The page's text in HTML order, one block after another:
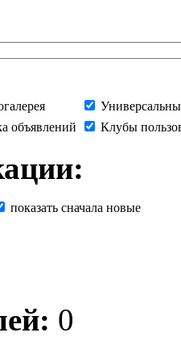
объявлений Клубы
показать сначала новые
0